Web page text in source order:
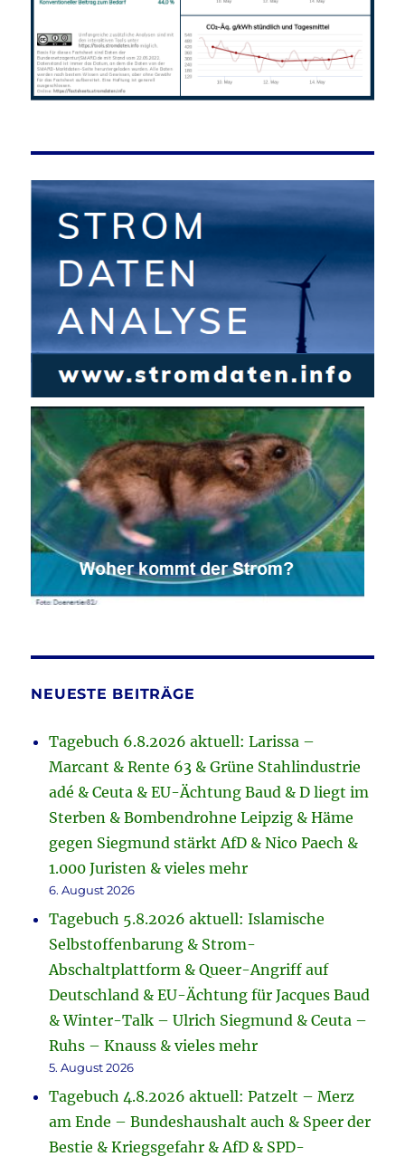
NEUESTE BEITRÄGE
Tagebuch 6.8.2026 aktuell: Larissa –
Marcant & Rente 63 & Grüne Stahlindustrie
adé & Ceuta & EU-Ächtung Baud & D liegt im
Sterben & Bombendrohne Leipzig & Häme
gegen Siegmund stärkt AfD & Nico Paech &
1.000 Juristen & vieles mehr
6. August 2026
Tagebuch 5.8.2026 aktuell: Islamische
Selbstoffenbarung & Strom-
Abschaltplattform & Queer-Angriff auf
Deutschland & EU-Ächtung für Jacques Baud
& Winter-Talk – Ulrich Siegmund & Ceuta –
Ruhs – Knauss & vieles mehr
5. August 2026
Tagebuch 4.8.2026 aktuell: Patzelt – Merz
am Ende – Bundeshaushalt auch & Speer der
Bestie & Kriegsgefahr & AfD & SPD-